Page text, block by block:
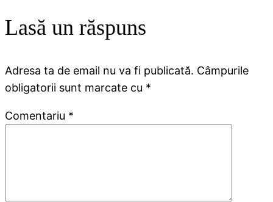
Lasă un răspuns
Adresa ta de email nu va fi publicată. Câmpurile
obligatorii sunt marcate cu *
Comentariu *